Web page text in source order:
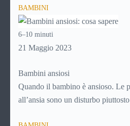
basso costo provenienti dalla Cina,
proprie trappole per i nostri figli.
BAMBINI
6–10 minuti
21 Maggio 2023
Bambini ansiosi
Quando il bambino è ansioso. Le
all’ansia sono un disturbo